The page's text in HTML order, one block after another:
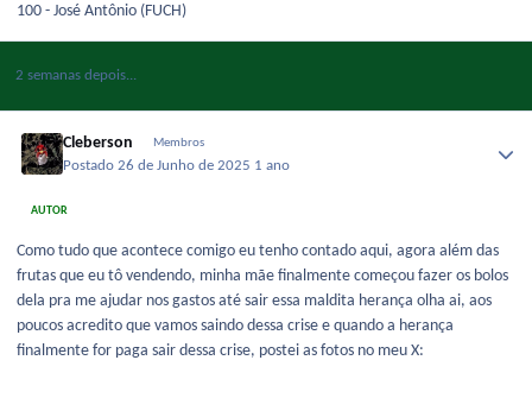
100 - José Antônio (FUCH)
2 semanas depois...
Cleberson Membros
Postado26 de Junho de 2025 1 ano
AUTOR
Como tudo que acontece comigo eu tenho contado aqui, agora além das
frutas que eu tô vendendo, minha mãe finalmente começou fazer os bolos
dela pra me ajudar nos gastos até sair essa maldita herança olha ai, aos
poucos acredito que vamos saindo dessa crise e quando a herança
finalmente for paga sair dessa crise, postei as fotos no meu X: